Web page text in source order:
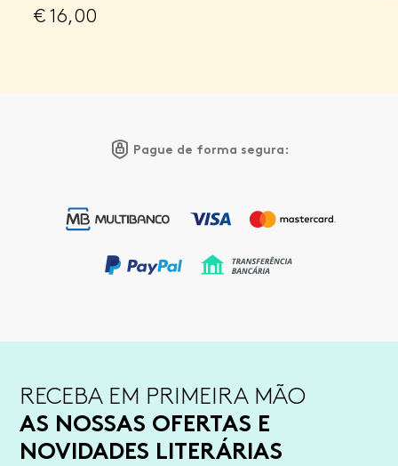
€16,00
Pague de forma segura:
RECEBA EM PRIMEIRA MÃO
AS NOSSAS OFERTAS E
NOVIDADES LITERÁRIAS